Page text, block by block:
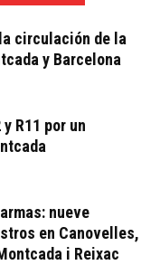
circulación de la
y Barcelona
R11 por un
nueve
en Canovelles,
i Reixac